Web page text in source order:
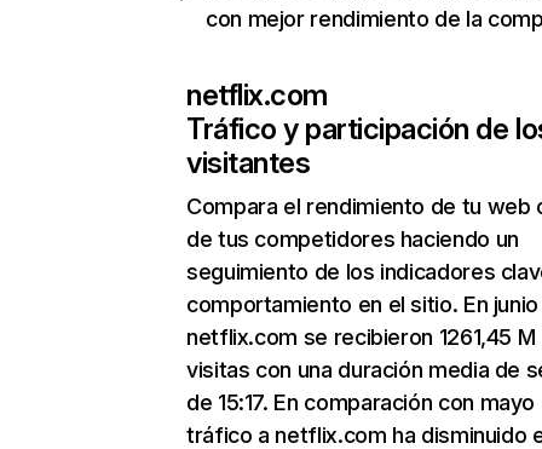
con mejor rendimiento de la
netflix.com
Tráfico y participación de
visitantes
Compara el rendimiento de tu web
de tus competidores haciendo un
seguimiento de los indicadores
comportamiento en el sitio. En junio
netflix.com se recibieron 1261,45 M
visitas con una duración media de
de 15:17. En comparación con mayo
tráfico a netflix.com ha disminuido